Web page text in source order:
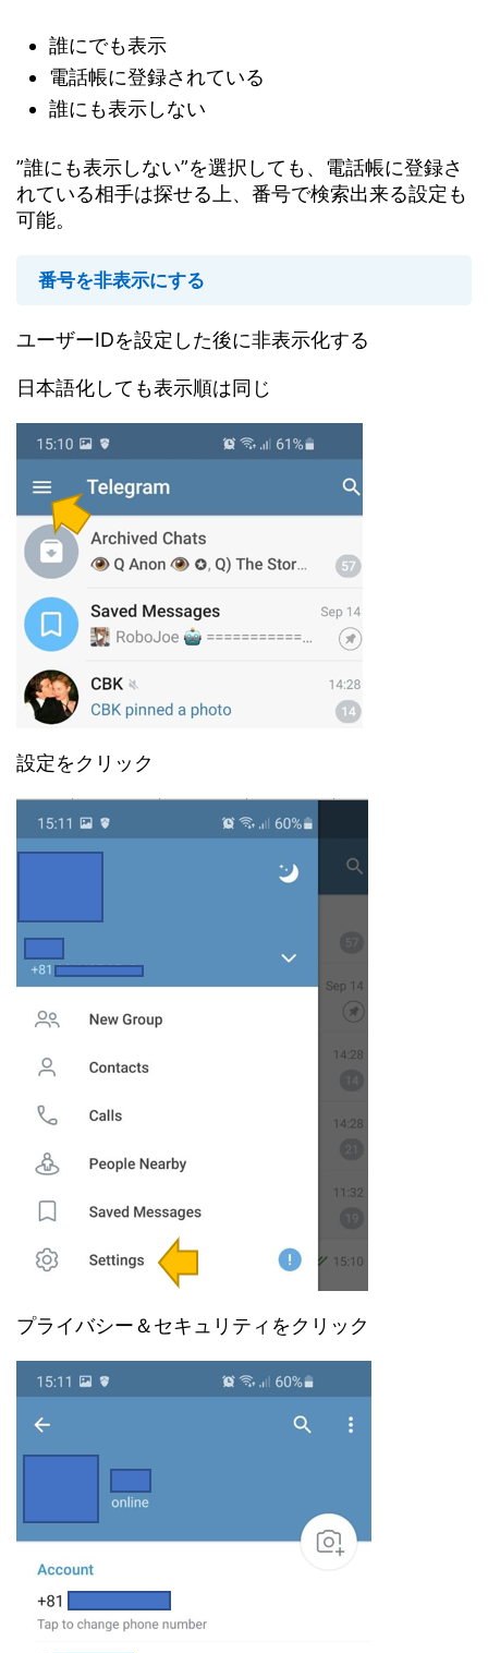
誰にでも表示
電話帳に登録されている
誰にも表示しない
”誰にも表示しない”を選択しても、電話帳に登録さ
れている相手は探せる上、番号で検索出来る設定も
可能。
番号を非表示にする
ユーザーIDを設定した後に非表示化する
日本語化しても表示順は同じ
設定をクリック
プライバシー＆セキュリティをクリック